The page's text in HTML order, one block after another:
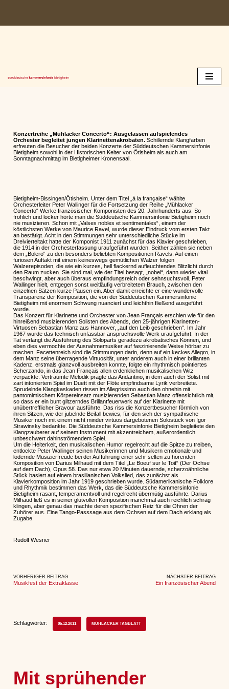
Zum
Konzertreihe „Mühlacker Concerto“: Ausgelassen aufspielendes
Orchester begleitet jungen Klarinettenakrobaten. Schillernde Klangfarben
erfreuten die Besucher der beiden Konzerte der Süddeutschen Kammersinfonie
Bietigheim sowohl in der Historischen Kelter von Ötisheim als auch am
Sonntagnachmittag im Bietigheimer Kronensaal.
Bietigheim-Bissingen/Ötisheim. Unter dem Titel „à la française“ wählte
Orchesterleiter Peter Wallinger für die Fortsetzung der Reihe „Mühlacker
Concerto“ Werke französischer Komponisten des 20. Jahrhunderts aus. So
fröhlich und locker hörte man die Süddeutsche Kammersinfonie Bietigheim noch
nie musizieren. Schon mit „Valses nobles et sentimentales“, einem der
köstlichsten Werke von Maurice Ravel, wurde dieser Eindruck vom ersten Takt
an bestätigt. Acht in den Stimmungen sehr unterschiedliche Stücke im
Dreivierteltakt hatte der Komponist 1911 zunächst für das Klavier geschrieben,
die 1914 in der Orchesterfassung uraufgeführt wurden. Seither zählen sie neben
dem „Bolero“ zu den besonders beliebten Kompositionen Ravels. Auf einen
furiosen Auftakt mit einem keineswegs gemütlichen Walzer folgen
Walzerepisoden, die wie ein kurzes, hell flackernd aufleuchtendes Blitzlicht durch
den Raum zucken. Sie sind mal, wie der Titel besagt, „nobel“, dann wieder vital
beschwingt, aber auch überaus empfindungsreich oder sehnsuchtsvoll. Peter
Wallinger hielt, entgegen sonst weitläufig verbreitetem Brauch, zwischen den
einzelnen Sätzen kurze Pausen ein. Aber damit erreichte er eine wundervolle
Transparenz der Komposition, die von der Süddeutschen Kammersinfonie
Bietigheim mit enormem Schwung nuanciert und leichthin fließend ausgeführt
wurde.
Das Konzert für Klarinette und Orchester von Jean Français erschien wie für den
hinreißend musizierenden Solisten des Abends, den 25-jährigen Klarinetten-
Virtuosen Sebastian Manz aus Hannover, „auf den Leib geschrieben“. Im Jahr
1967 wurde das technisch unfassbar anspruchsvolle Werk uraufgeführt. In der
Tat verlangt die Ausführung des Soloparts geradezu akrobatisches Können, und
eben dies vermochte der Ausnahmemusiker auf faszinierende Weise hörbar zu
machen. Facettenreich sind die Stimmungen darin, denn auf ein keckes Allegro, in
dem Manz seine überragende Virtuosität, unter anderem auch in einer brillanten
Kadenz, erstmals glanzvoll ausbreiten konnte, folgte ein rhythmisch pointiertes
Scherzando, in das Jean Français allen erdenklichen musikalischen Witz
verpackte. Verträumte Melodik prägte das Andantino, in dem auch der Solist mit
zart intoniertem Spiel im Duett mit der Flöte empfindsame Lyrik verbreitete.
Sprudelnde Klangkaskaden rissen im Allegrissimo auch den ohnehin mit
pantomimischem Körpereinsatz musizierenden Sebastian Manz offensichtlich mit,
so dass er ein bunt glitzerndes Brillantfeuerwerk auf der Klarinette mit
unübertrefflicher Bravour ausführte. Das riss die Konzertbesucher förmlich von
ihren Sitzen, wie der jubelnde Beifall bewies, für den sich der sympathische
Musiker noch mit einem nicht minder virtuos dargebotenen Solostück von Igor
Strawinsky bedankte. Die Süddeutsche Kammersinfonie Bietigheim begleitete den
Klangzauberer auf seinem Instrument mit akzentreichem, außerordentlich
unbeschwert dahinströmendem Spiel.
Um die Heiterkeit, den musikalischen Humor regelrecht auf die Spitze zu treiben,
entlockte Peter Wallinger seinen Musikerinnen und Musikern emotionale und
lodernde Musizierfreude bei der Aufführung einer sehr selten zu hörenden
Komposition von Darius Milhaud mit dem Titel „Le Boeuf sur le Toit“ (Der Ochse
auf dem Dach), Opus 58. Das nur etwa 20 Minuten dauernde, scherzoähnliche
Stück basiert auf einem brasilianischen Volkslied, das zunächst als
Klavierkomposition im Jahr 1919 geschrieben wurde. Südamerikanische Folklore
und Rhythmik bestimmen das Werk, das die Süddeutsche Kammersinfonie
Bietigheim rasant, temperamentvoll und regelrecht übermütig ausführte. Darius
Milhaud ließ es in seiner glutvollen Komposition manchmal auch reichlich schräg
klingen, aber genau das machte deren spezifischen Reiz für die Ohren der
Zuhörer aus. Eine Tango-Passsage aus dem Ochsen auf dem Dach erklang als
Zugabe.
Rudolf Wesner
VORHERIGER BEITRAG
Musikfest der Extraklasse
NÄCHSTER BEITRAG
Ein französischer Abend
Schlagwörter: 06.12.2011 MÜHLACKER TAGBLATT
Mit sprühender